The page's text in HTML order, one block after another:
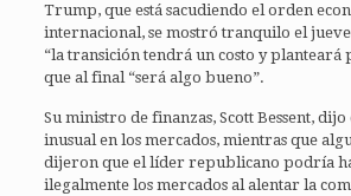
Trump, que está sacudiendo el orden
internacional, se mostró tranquilo el
“la transición tendrá un costo y planteará
que al final “será algo bueno”.
Su ministro de finanzas, Scott Bessent,
inusual en los mercados, mientras que
dijeron que el líder republicano podría
ilegalmente los mercados al alentar la